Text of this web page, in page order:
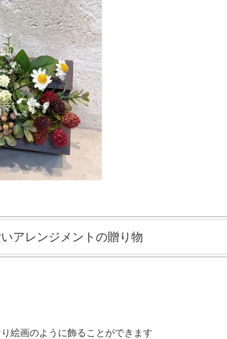
アレンジメントの贈り物
絵画のように飾ることができます